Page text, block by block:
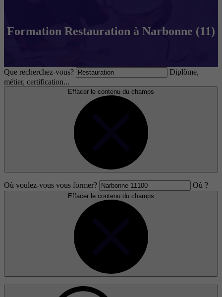
Formation Restauration à Narbonne (11)
Que recherchez-vous?
Diplôme,
métier, certification...
Effacer le contenu du champs
Où voulez-vous vous former? Où ?
Effacer le contenu du champs